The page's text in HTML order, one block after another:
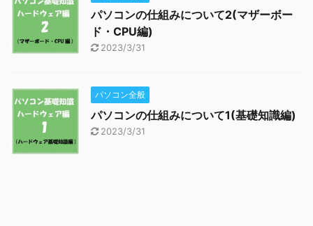
パソコンの仕組みについて2(マザーボー
ド・CPU編)
2023/3/31
パソコン全般
パソコンの仕組みについて1(基礎知識編)
2023/3/31